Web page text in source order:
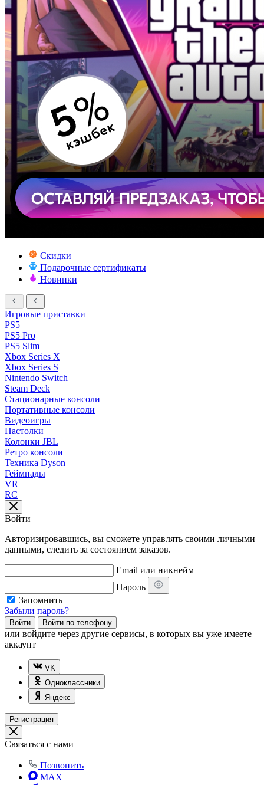
Скидки
Подарочные сертификаты
Новинки
Игровые приставки
PS5
PS5 Pro
PS5 Slim
Xbox Series X
Xbox Series S
Nintendo Switch
Steam Deck
Стационарные консоли
Портативные консоли
Видеоигры
Настолки
Колонки JBL
Ретро консоли
Техника Dyson
Геймпады
VR
RC
Войти
Авторизировавшись, вы сможете управлять своими личными
данными, следить за состоянием заказов.
Email или никнейм
Пароль
Запомнить
Забыли пароль?
Войти Войти по телефону
или войдите через другие сервисы, в которых вы уже имеете
аккаунт
VK
Одноклассники
Яндекс
Регистрация
Связаться с нами
Позвонить
MAX